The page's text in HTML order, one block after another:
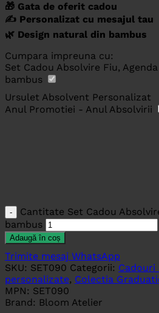
🎁 Gata de oferit cadou
✍️ Personalizat cu mesajul tau
🌿 Design natural din bambus
Cumpara impreuna cu:
Set Cadou Absolvire Fiu,
bambus
Ursulet Absolvent Personalizat
Anul Promotiei - Anul Absolvirii
Cantitate Set Cadou
bambus
Adaugă în coș
Trimite mesaj WhatsApp
SKU: SET090 Categorii: Cadouri
personalizate, Colectia
MPN: SET090
Brand: Bloom Atelier